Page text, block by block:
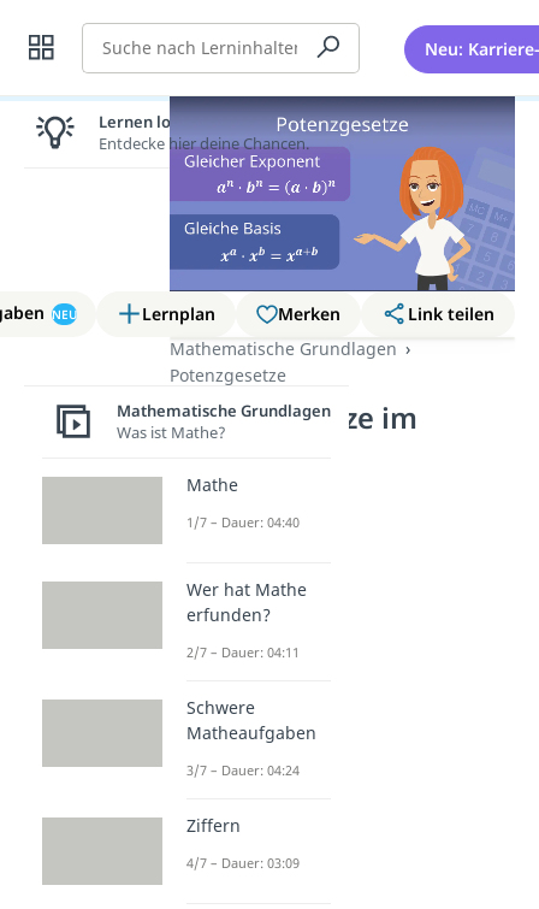
Suche Neu:
NEU Lernplan Merken
Link teilen
Mathematische Grundlagen
Potenzgesetze
Potenzgesetze im
Überblick
Lernen lohnt sich!
Entdecke hier deine Chancen.
Mathematische Grundlagen
Was ist Mathe?
Mathe
1/7 – Dauer: 04:40
Wer hat Mathe
erfunden?
2/7 – Dauer: 04:11
Schwere
Matheaufgaben
3/7 – Dauer: 04:24
Ziffern
4/7 – Dauer: 03:09